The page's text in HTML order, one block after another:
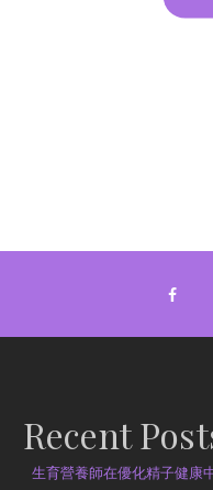
Recent
生育營養師在優化精子健康